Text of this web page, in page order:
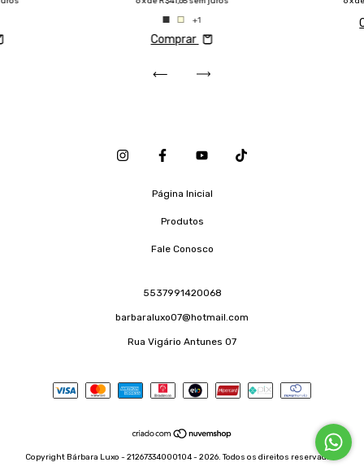
+1
Comprar
Página Inicial
Produtos
Fale Conosco
5537991420068
barbaraluxo07@hotmail.com
Rua Vigário Antunes 07
Copyright Bárbara Luxo - 21267334000104 - 2026. Todos os direitos reservados.